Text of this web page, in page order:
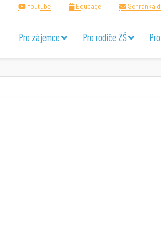
Youtube Edupage Schránka
Pro zájemce Pro rodiče ZŠ